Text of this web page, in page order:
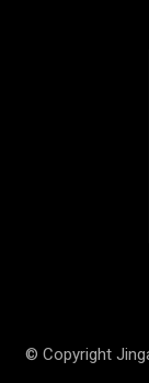
© Copyright